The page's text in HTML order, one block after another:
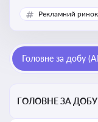
експертні
права, реєстрації
власності, а також
Рекламний ринок
Головне за добу
ГОЛОВНЕ ЗА ДОБУ